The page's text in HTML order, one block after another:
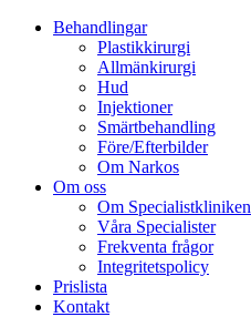
Behandlingar
Plastikkirurgi
Allmänkirurgi
Hud
Injektioner
Smärtbehandling
Före/Efterbilder
Om Narkos
Om oss
Om Specialistkliniken
Våra Specialister
Frekventa frågor
Integritetspolicy
Prislista
Kontakt